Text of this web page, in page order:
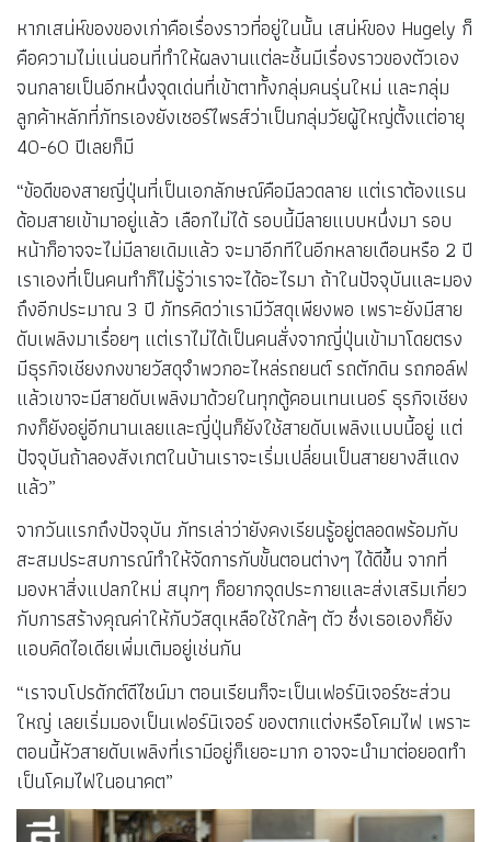
หากเสน่ห์ของของเก่าคือเรื่องราวที่อยู่ในนั้น เสน่ห์ของ Hugely ก็
คือความไม่แน่นอนที่ทำให้ผลงานแต่ละชิ้นมีเรื่องราวของตัวเอง
จนกลายเป็นอีกหนึ่งจุดเด่นที่เข้าตาทั้งกลุ่มคนรุ่นใหม่ และกลุ่ม
ลูกค้าหลักที่ภัทรเองยังเซอร์ไพรส์ว่าเป็นกลุ่มวัยผู้ใหญ่ตั้งแต่อายุ
40-60 ปีเลยก็มี
“ข้อดีของสายญี่ปุ่นที่เป็นเอกลักษณ์คือมีลวดลาย แต่เราต้องแรน
ด้อมสายเข้ามาอยู่แล้ว เลือกไม่ได้ รอบนี้มีลายแบบหนึ่งมา รอบ
หน้าก็อาจจะไม่มีลายเดิมแล้ว จะมาอีกทีในอีกหลายเดือนหรือ 2 ปี
เราเองที่เป็นคนทำก็ไม่รู้ว่าเราจะได้อะไรมา ถ้าในปัจจุบันและมอง
ถึงอีกประมาณ 3 ปี ภัทรคิดว่าเรามีวัสดุเพียงพอ เพราะยังมีสาย
ดับเพลิงมาเรื่อยๆ แต่เราไม่ได้เป็นคนสั่งจากญี่ปุ่นเข้ามาโดยตรง
มีธุรกิจเชียงกงขายวัสดุจำพวกอะไหล่รถยนต์ รถตักดิน รถกอล์ฟ
แล้วเขาจะมีสายดับเพลิงมาด้วยในทุกตู้คอนเทนเนอร์ ธุรกิจเชียง
กงก็ยังอยู่อีกนานเลยและญี่ปุ่นก็ยังใช้สายดับเพลิงแบบนี้อยู่ แต่
ปัจจุบันถ้าลองสังเกตในบ้านเราจะเริ่มเปลี่ยนเป็นสายยางสีแดง
แล้ว”
จากวันแรกถึงปัจจุบัน ภัทรเล่าว่ายังคงเรียนรู้อยู่ตลอดพร้อมกับ
สะสมประสบการณ์ทำให้จัดการกับขั้นตอนต่างๆ ได้ดีขึ้น จากที่
มองหาสิ่งแปลกใหม่ สนุกๆ ก็อยากจุดประกายและส่งเสริมเกี่ยว
กับการสร้างคุณค่าให้กับวัสดุเหลือใช้ใกล้ๆ ตัว ซึ่งเธอเองก็ยัง
แอบคิดไอเดียเพิ่มเติมอยู่เช่นกัน
“เราจบโปรดักต์ดีไซน์มา ตอนเรียนก็จะเป็นเฟอร์นิเจอร์ซะส่วน
ใหญ่ เลยเริ่มมองเป็นเฟอร์นิเจอร์ ของตกแต่งหรือโคมไฟ เพราะ
ตอนนี้หัวสายดับเพลิงที่เรามีอยู่ก็เยอะมาก อาจจะนำมาต่อยอดทำ
เป็นโคมไฟในอนาคต”